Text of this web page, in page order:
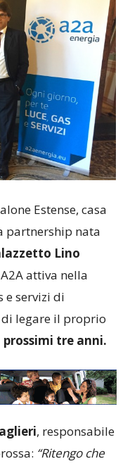
Estense, casa
partnership nata
Lino
attiva nella
e servizi di
di legare il proprio
prossimi tre anni.
, responsabile
“Ritengo che